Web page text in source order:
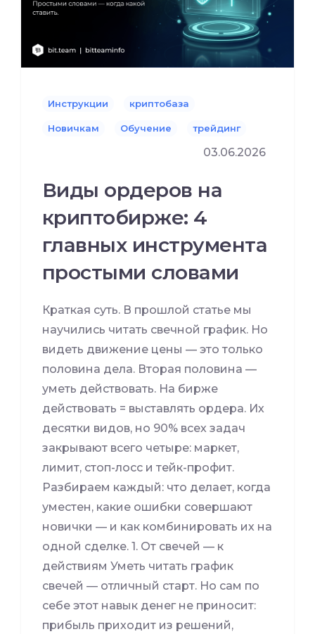
Инструкции криптобаза
Новичкам Обучение трейдинг
03.06.2026
Виды ордеров на
криптобирже: 4
главных инструмента
простыми словами
Краткая суть. В прошлой статье мы
научились читать свечной график. Но
видеть движение цены — это только
половина дела. Вторая половина —
уметь действовать. На бирже
действовать = выставлять ордера. Их
десятки видов, но 90% всех задач
закрывают всего четыре: маркет,
лимит, стоп-лосс и тейк-профит.
Разбираем каждый: что делает, когда
уместен, какие ошибки совершают
новички — и как комбинировать их на
одной сделке. 1. От свечей — к
действиям Уметь читать график
свечей — отличный старт. Но сам по
себе этот навык денег не приносит:
прибыль приходит из решений,